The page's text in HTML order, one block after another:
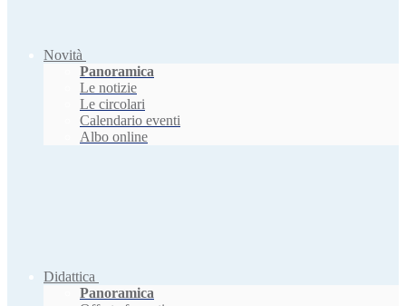
Novità
Panoramica
Le notizie
Le circolari
Calendario eventi
Albo online
Didattica
Panoramica